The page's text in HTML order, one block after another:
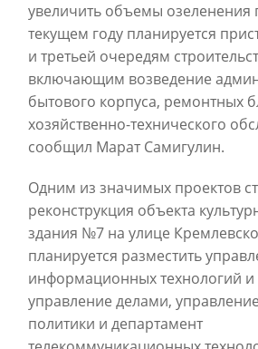
увеличить объемы озеленения
текущем году планируется
и третьей очередям
включающим возведение
бытового корпуса, ремонтных
хозяйственно-технического
сообщил Марат Самигулин.
Одним из значимых проектов
реконструкция объекта
здания №7 на улице
планируется разместить
информационных технологий и
управление делами,
политики и департамент